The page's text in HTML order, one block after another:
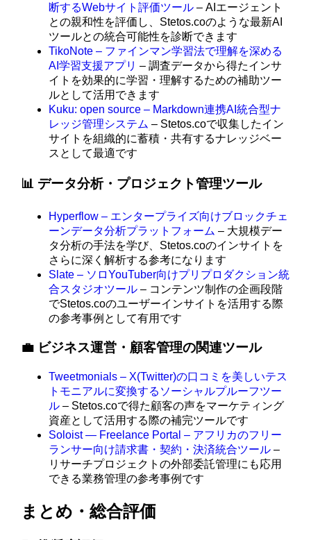
断するWebサイト評価ツール – AIエージェント
との親和性を評価し、Stetos.coのような最新AI
ツールとの統合可能性を診断できます
TikoNote – ファインマン学習法で理解を深める
AI学習支援アプリ – 調査データから得たインサ
イトを効果的に学習・理解するための補助ツー
ルとして活用できます
Kuku: open source – Markdown連携AI統合型ナ
レッジ管理システム – Stetos.coで収集したイン
サイトを組織的に蓄積・共有するナレッジベー
スとして最適です
📊 データ分析・プロジェクト管理ツール
Hyperflow – エンタープライズ向けブロックチェ
ーンデータ分析プラットフォーム – 大規模デー
タ分析の手法を学び、Stetos.coのインサイトを
さらに深く解析する参考になります
Slate – ソロYouTuber向けプリプロダクション統
合スタジオツール – コンテンツ制作の企画段階
でStetos.coのユーザーインサイトを活用する際
の参考事例として有用です
💼 ビジネス運営・顧客管理の関連ツール
Tweetmonials – X(Twitter)の口コミを美しいテス
トモニアルに変換するソーシャルプルーフツー
ル – Stetos.coで得た顧客の声をマーケティング
資産として活用する際の補完ツールです
Soloist — Freelance Portal – アフリカのフリー
ランサー向け請求書・契約・決済統合ツール –
リサーチプロジェクトの外部委託管理にも応用
できる業務管理の参考事例です
まとめ・総合評価